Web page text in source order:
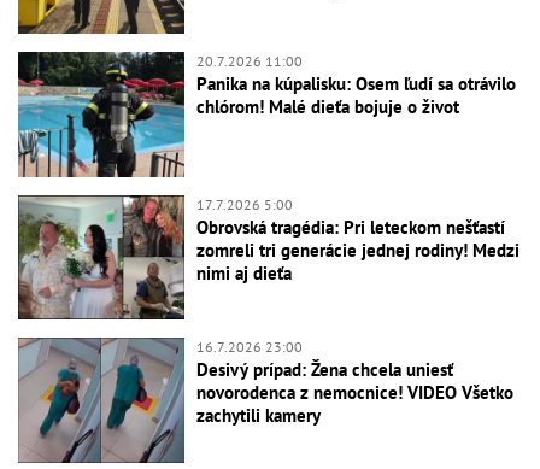
20.7.2026 11:00
Panika na kúpalisku: Osem ľudí sa otrávilo
chlórom! Malé dieťa bojuje o život
17.7.2026 5:00
Obrovská tragédia: Pri leteckom nešťastí
zomreli tri generácie jednej rodiny! Medzi
nimi aj dieťa
16.7.2026 23:00
Desivý prípad: Žena chcela uniesť
novorodenca z nemocnice! VIDEO Všetko
zachytili kamery